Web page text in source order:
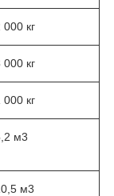
000 кг
000 кг
000 кг
м3
м3